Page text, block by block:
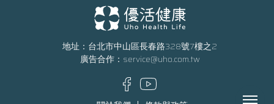
地址：台北市中山區長春路328號7樓之2
廣告合作： service@uho.com.tw
Menu